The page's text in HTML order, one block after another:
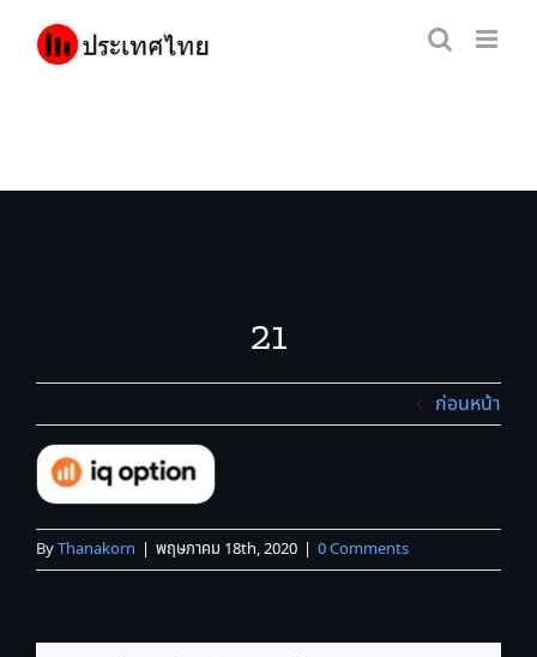
21
ก่อนหน้า
ByThanakorn | พฤษภาคม 18th, 2020 | 0 Comments